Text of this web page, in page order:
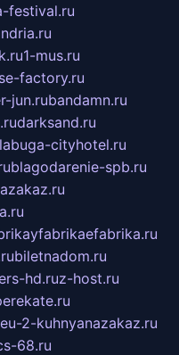
festival.ru
1-mus.ru
factory.ru
jun.rubandamn.ru
darksand.ru
cityhotel.ru
blagodarenie-spb.ru
biletnadom.ru
hd.ruz-host.ru
2-kuhnyanazakaz.ru
68.ru